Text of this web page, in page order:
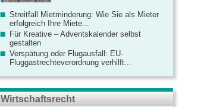
Streitfall Mietminderung: Wie Sie als Mieter
erfolgreich Ihre Miete...
Für Kreative – Adventskalender selbst
gestalten
Verspätung oder Flugausfall: EU-
Fluggastrechteverordnung verhilft...
Wirtschaftsrecht